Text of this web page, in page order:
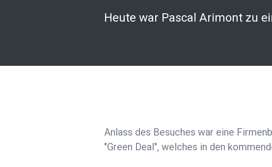
Heute war Pascal Arimont zu
Anlass des Besuches war eine
"Green Deal", welches in den